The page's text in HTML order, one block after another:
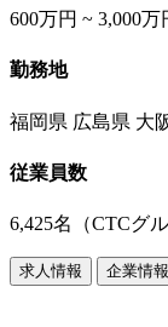
600万円 ~ 3,000万
勤務地
福岡県 広島県 大
従業員数
6,425名（CTCグ
求人情報 企業情報